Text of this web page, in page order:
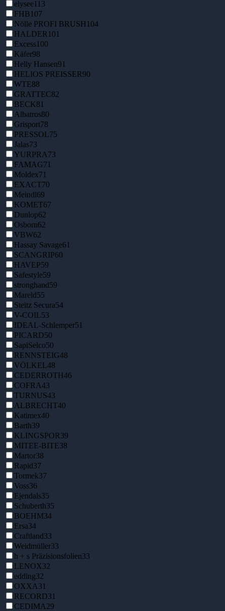
elysee113
FHB107
Nölle PROFI BRUSH104
HALDER 101
Excess100
Käfer98
Helly Hansen91
HELIOS PREISSER90
WTE88
GRATTEC82
BECK81
Albatros80
Grisport78
PRESSOL75
Jalas73
YURPRA73
FAMAG71
Moldex71
EXACT70
Meindl69
KOMET67
Dunlop62
Osborn62
VBW62
Hassay Savage61
SCANGRIP60
HAVEP59
Safestyle59
stronghand59
Mareld55
Steitz Secura54
V-COIL53
IDEAL-Schlemper51
PICARD50
SapiSelco50
RENNSTEIG48
VÖLKEL48
CEDERROTH46
COFRA43
TURNUS43
ALBRECHT40
Katimex40
Barth39
KLINGSPOR39
MITEE-BITE38
Martor38
Rapid37
Tormek37
Voss36
Ejendals35
Schuberth35
BOEHM34
Ersa34
Craftland33
Weidmüller33
h + s Präzisionsfolien33
LENOX32
edding32
OXXA31
RECORD31
CEDIMA29